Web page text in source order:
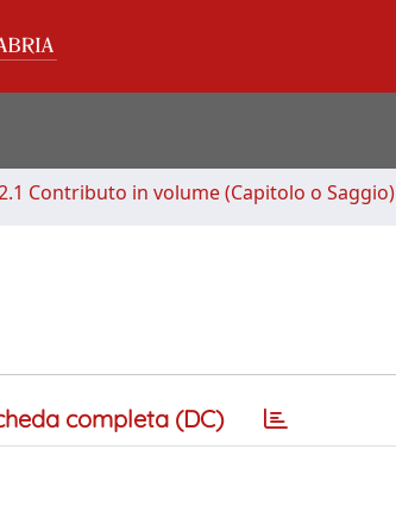
Contributo in volume (Capitolo o Saggio)
completa (DC)